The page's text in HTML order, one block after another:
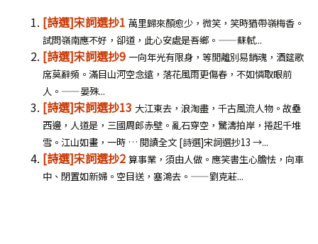
[詩選]宋詞選抄1 萬里歸來顏愈少，微笑，笑時猶帶嶺梅香。
試問嶺南應不好，卻道，此心安處是吾鄉。——蘇軾...
[詩選]宋詞選抄9 一向年光有限身，等閒離別易銷魂，酒筵歌
席莫辭頻。滿目山河空念遠，落花風雨更傷春，不如憐取眼前
人。——晏殊...
[詩選]宋詞選抄13 大江東去，浪淘盡，千古風流人物。故壘
西邊，人道是，三國周郎赤壁。亂石穿空，驚濤拍岸，捲起千堆
雪。江山如畫，一時 … 閱讀全文 [詩選]宋詞選抄13 →...
[詩選]宋詞選抄2 算事業，須由人做。應笑書生心膽怯，向車
中、閉置如新婦。空目送，塞鴻去。——劉克莊...